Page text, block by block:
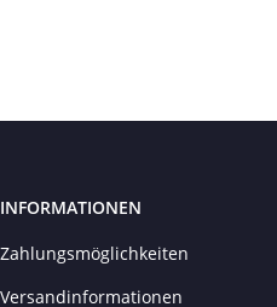
INFORMATIONEN
Zahlungsmöglichkeiten
Versandinformationen